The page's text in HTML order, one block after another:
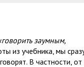
заумным,
из учебника, мы
В частности, от